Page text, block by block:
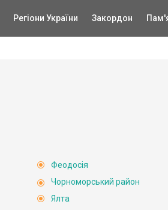
Регіони України Закордон
Феодосія
Чорноморський район
Ялта